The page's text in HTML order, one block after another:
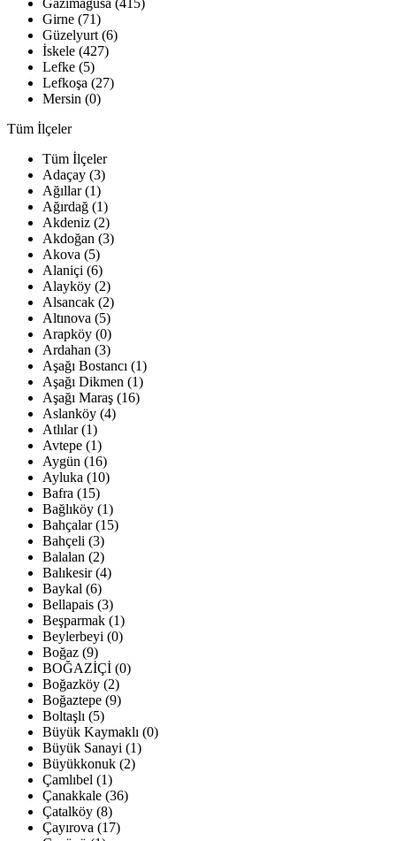
Gazimağusa (415)
Girne (71)
Güzelyurt (6)
İskele (427)
Lefke (5)
Lefkoşa (27)
Mersin (0)
Tüm İlçeler
Tüm İlçeler
Adaçay (3)
Ağıllar (1)
Ağırdağ (1)
Akdeniz (2)
Akdoğan (3)
Akova (5)
Alaniçi (6)
Alayköy (2)
Alsancak (2)
Altınova (5)
Arapköy (0)
Ardahan (3)
Aşağı Bostancı (1)
Aşağı Dikmen (1)
Aşağı Maraş (16)
Aslanköy (4)
Atlılar (1)
Avtepe (1)
Aygün (16)
Ayluka (10)
Bafra (15)
Bağlıköy (1)
Bahçalar (15)
Bahçeli (3)
Balalan (2)
Balıkesir (4)
Baykal (6)
Bellapais (3)
Beşparmak (1)
Beylerbeyi (0)
Boğaz (9)
BOĞAZİÇİ (0)
Boğazköy (2)
Boğaztepe (9)
Boltaşlı (5)
Büyük Kaymaklı (0)
Büyük Sanayi (1)
Büyükkonuk (2)
Çamlıbel (1)
Çanakkale (36)
Çatalköy (8)
Çayırova (17)